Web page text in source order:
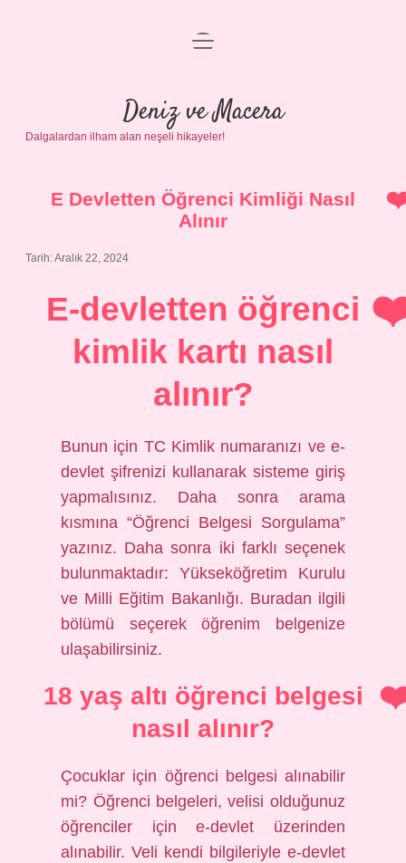
Anasayfa
Gizlilik Politikası
Yasal Uyarı
menüyü
Deniz ve Macera
Dalgalardan ilham alan neşeli hikayeler!
E Devletten Öğrenci Kimliği Nasıl
Alınır
Tarih: Aralık 22, 2024
E-devletten öğrenci
kimlik kartı nasıl
alınır?
Bunun için TC Kimlik numaranızı ve e-
devlet şifrenizi kullanarak sisteme giriş
yapmalısınız. Daha sonra arama
kısmına “Öğrenci Belgesi Sorgulama”
yazınız. Daha sonra iki farklı seçenek
bulunmaktadır: Yükseköğretim Kurulu
ve Milli Eğitim Bakanlığı. Buradan ilgili
bölümü seçerek öğrenim belgenize
ulaşabilirsiniz.
18 yaş altı öğrenci belgesi
nasıl alınır?
Çocuklar için öğrenci belgesi alınabilir
mi? Öğrenci belgeleri, velisi olduğunuz
öğrenciler için e-devlet üzerinden
alınabilir. Veli kendi bilgileriyle e-devlet